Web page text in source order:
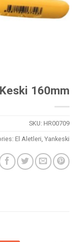
160mm
SKU: HR00709
El Aletleri, Yankeski